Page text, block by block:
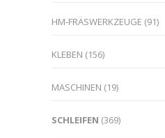
HM-FRÄSWERKZEUGE (91)
KLEBEN (156)
MASCHINEN (19)
SCHLEIFEN (369)